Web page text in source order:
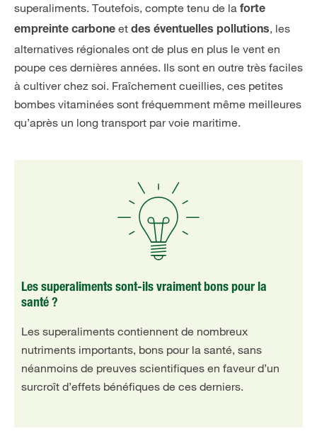
superaliments. Toutefois, compte tenu de la forte
empreinte carbone et des éventuelles pollutions, les
alternatives régionales ont de plus en plus le vent en
poupe ces dernières années. Ils sont en outre très faciles
à cultiver chez soi. Fraîchement cueillies, ces petites
bombes vitaminées sont fréquemment même meilleures
qu’après un long transport par voie maritime.
Les superaliments sont-ils vraiment bons pour la
santé ?
Les superaliments contiennent de nombreux
nutriments importants, bons pour la santé, sans
néanmoins de preuves scientifiques en faveur d’un
surcroît d’effets bénéfiques de ces derniers.